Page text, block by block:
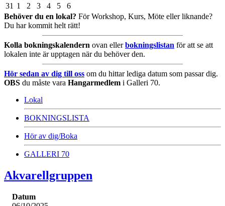
31 1 2 3 4 5
6
Behöver du en lokal? För Workshop, Kurs, Möte eller liknande?
Du har kommit helt rätt!
Kolla bokningskalendern ovan ellerbokningslistan för att se att
lokalen inte är upptagen när du behöver den.
Hör sedan av dig till oss om du hittar lediga datum som passar dig.
OBS du måste vara Hangarmedlem i Galleri 70.
Lokal
BOKNINGSLISTA
Hör av dig/Boka
GALLERI 70
Akvarellgruppen
Datum